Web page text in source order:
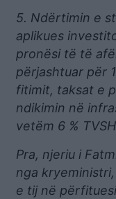
5. Ndërtimin e
aplikues
pronësi të të
përjashtuar për
fitimit, taksat e
ndikimin në
vetëm 6 %
Pra, njeriu i
nga
e tij në